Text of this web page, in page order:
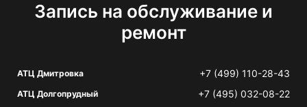
Запись на обслуживание и
ремонт
АТЦ Дмитровка +7 (499) 110-28-43
АТЦ Долгопрудный +7 (495) 032-08-22